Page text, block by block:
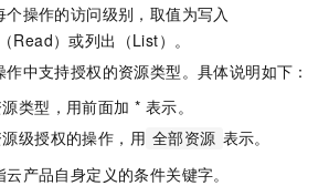
操作的访问级别，取值为写入
Read）或列出（List）。
中支持授权的资源类型。具体说明如下：
类型，用前面加 * 表示。
级授权的操作，用 全部资源 表示。
产品自身定义的条件关键字。